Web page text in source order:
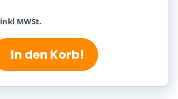
inkl MWSt.
In den Korb!